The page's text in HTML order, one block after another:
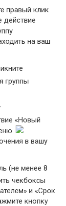
правый клик
действие
на ваш
группы
«Новый
в вашу
(не менее 8
чекбоксы
и «Срок
кнопку